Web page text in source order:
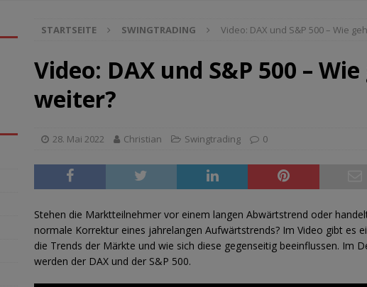
STARTSEITE SWINGTRADING Video: DAX und S&P 500 – Wie
Video: DAX und S&P 500 –
weiter?
28. Mai 2022 Christian Swingtrading 0
Stehen die Marktteilnehmer vor einem langen Abwärtstrend oder
normale Korrektur eines jahrelangen Aufwärtstrends? Im Video gibt es
die Trends der Märkte und wie sich diese gegenseitig beeinflussen. Im
werden der DAX und der S&P 500.